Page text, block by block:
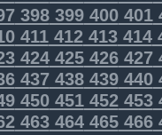
398399400401
411412413414
424425426427
437438439440
450451452453
463464465466